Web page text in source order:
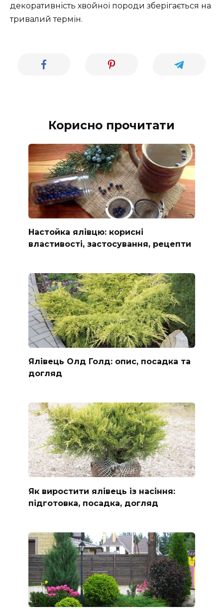
декоративність хвойної породи зберігається на
тривалий термін.
Корисно прочитати
Настойка ялівцю: корисні
властивості, застосування, рецепти
Ялівець Олд Голд: опис, посадка та
догляд
Як виростити ялівець із насіння:
підготовка, посадка, догляд